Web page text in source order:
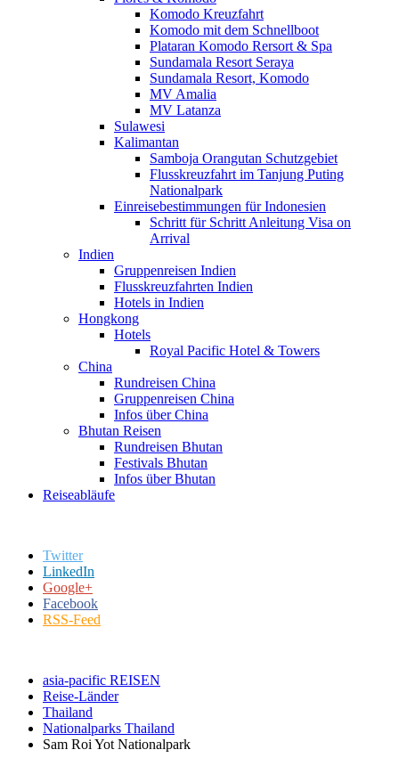
Komodo Kreuzfahrt
Komodo mit dem Schnellboot
Plataran Komodo Rersort & Spa
Sundamala Resort Seraya
Sundamala Resort, Komodo
MV Amalia
MV Latanza
Sulawesi
Kalimantan
Samboja Orangutan Schutzgebiet
Flusskreuzfahrt im Tanjung Puting
Nationalpark
Einreisebestimmungen für Indonesien
Schritt für Schritt Anleitung Visa on
Arrival
Indien
Gruppenreisen Indien
Flusskreuzfahrten Indien
Hotels in Indien
Hongkong
Hotels
Royal Pacific Hotel & Towers
China
Rundreisen China
Gruppenreisen China
Infos über China
Bhutan Reisen
Rundreisen Bhutan
Festivals Bhutan
Infos über Bhutan
Reiseabläufe
Twitter
LinkedIn
Google+
Facebook
RSS-Feed
asia-pacific REISEN
Reise-Länder
Thailand
Nationalparks Thailand
Sam Roi Yot Nationalpark